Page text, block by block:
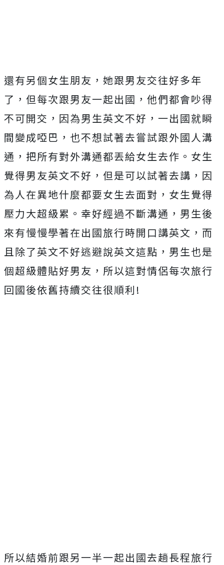
還有另個女生朋友，她跟男友交往好多年
了，但每次跟男友一起出國，他們都會吵得
不可開交，因為男生英文不好，一出國就瞬
間變成啞巴，也不想試著去嘗試跟外國人溝
通，把所有對外溝通都丟給女生去作。女生
覺得男友英文不好，但是可以試著去講，因
為人在異地什麼都要女生去面對，女生覺得
壓力大超級累。幸好經過不斷溝通，男生後
來有慢慢學著在出國旅行時開口講英文，而
且除了英文不好逃避說英文這點，男生也是
個超級體貼好男友，所以這對情侶每次旅行
回國後依舊持續交往很順利!
所以結婚前跟另一半一起出國去趟長程旅行